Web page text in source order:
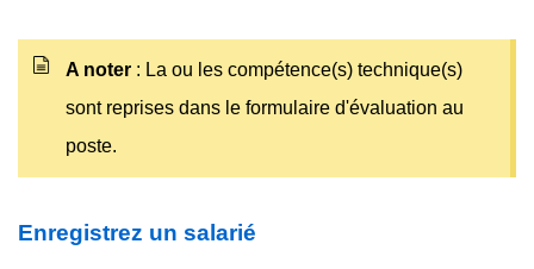
A noter : La ou les compétence(s) technique(s)
sont reprises dans le formulaire d'évaluation au
poste.
Enregistrez un salarié